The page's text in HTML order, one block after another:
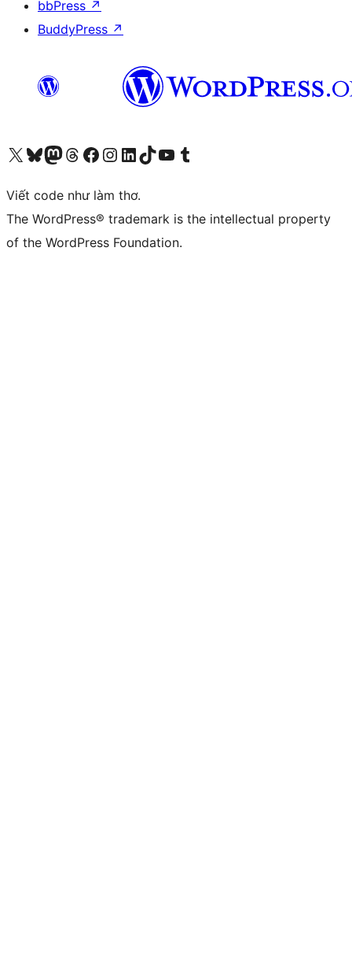
bbPress ↗
BuddyPress ↗
Truy cập tài khoản X (trước đây là Twitter) của chúng tôiVisit our Bluesky account
Visit our Mastodon account
Visit our Threads account
Xem trang Facebook của chúng tôiTruy cập tài khoản Instagram của chúng tôiTruy cập tài khoản LinkedIn của chúng tôiVisit our TikTok account
Truy cập kênh YouTube của chúng tôi Visit our Tumblr account
Viết code như làm thơ.
The WordPress® trademark is the intellectual property
of the WordPress Foundation.